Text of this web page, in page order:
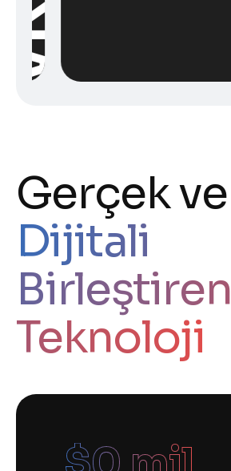
Gerçek ve
Dijitali
Birleştiren
Teknoloji